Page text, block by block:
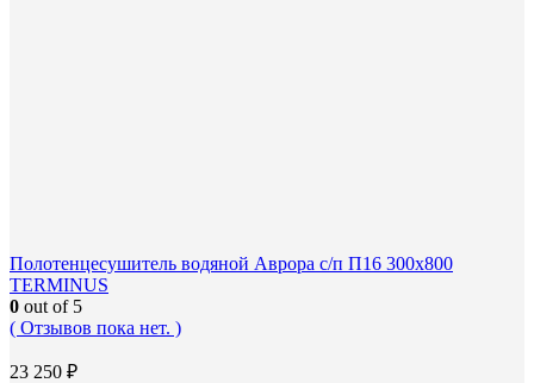
Полотенцесушитель водяной Аврора с/п П16 300х800
TERMINUS
0 out of 5
( Отзывов пока нет. )
23 250 ₽